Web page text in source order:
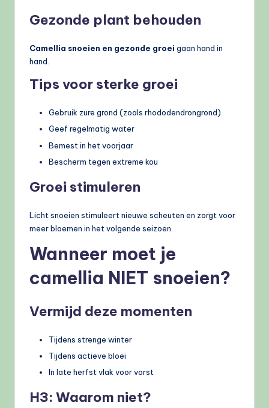
Gezonde plant behouden
Camellia snoeien en gezonde groei gaan hand in
hand.
Tips voor sterke groei
Gebruik zure grond (zoals rhododendrongrond)
Geef regelmatig water
Bemest in het voorjaar
Bescherm tegen extreme kou
Groei stimuleren
Licht snoeien stimuleert nieuwe scheuten en zorgt voor
meer bloemen in het volgende seizoen.
Wanneer moet je
camellia NIET snoeien?
Vermijd deze momenten
Tijdens strenge winter
Tijdens actieve bloei
In late herfst vlak voor vorst
H3: Waarom niet?